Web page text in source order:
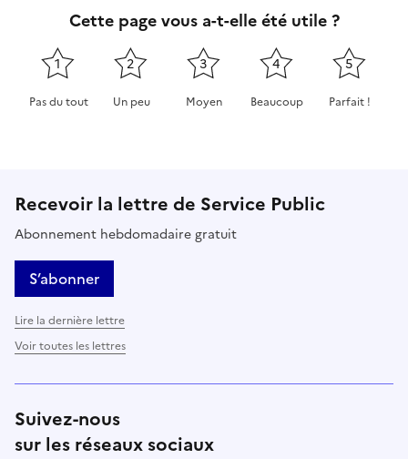
Cette page vous a-t-elle été utile ?
1
Pas du tout
2
Un peu
3
Moyen
4
Beaucoup
5
Parfait !
Recevoir la lettre de Service Public
Abonnement hebdomadaire gratuit
S’abonner
Lire la dernière lettre
Voir toutes les lettres
Suivez-nous
sur les réseaux sociaux